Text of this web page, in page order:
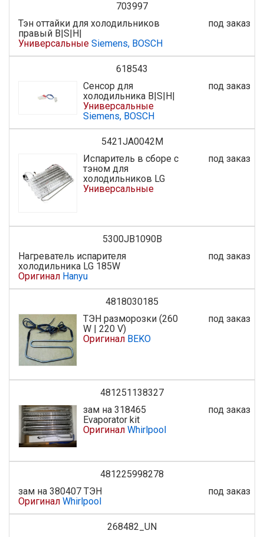
703997
Тэн оттайки для холодильников
правый B|S|H|
Универсальные Siemens, BOSCH
под заказ
618543
Сенсор для
холодильника B|S|H|
Универсальные
Siemens, BOSCH
под заказ
5421JA0042M
Испаритель в сборе с
тэном для
холодильников LG
Универсальные
под заказ
5300JB1090B
Нагреватель испарителя
холодильника LG 185W
Оригинал Hanyu
под заказ
4818030185
ТЭН разморозки (260
W | 220 V)
Оригинал BEKO
под заказ
481251138327
зам на 318465
Evaporator kit
Оригинал Whirlpool
под заказ
481225998278
зам на 380407 ТЭН
Оригинал Whirlpool
под заказ
268482_UN